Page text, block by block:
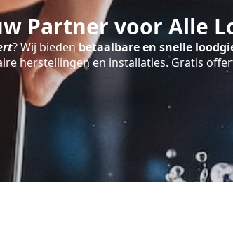
Partner voor Alle
? Wij bieden betaalbare en snelle
herstellingen en installaties. Gratis